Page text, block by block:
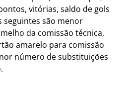
vitórias, saldo de gols
seguintes são menor
da comissão técnica,
amarelo para comissão
número de substituições